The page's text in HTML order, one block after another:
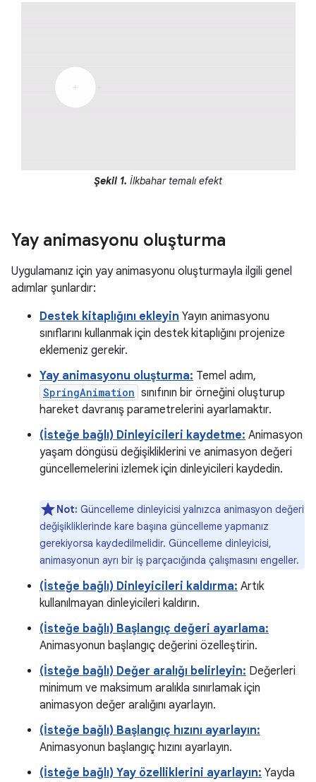
Şekil 1. İlkbahar temalı efekt
Yay animasyonu oluşturma
Uygulamanız için yay animasyonu oluşturmayla ilgili genel
adımlar şunlardır:
Destek kitaplığını ekleyin Yayın animasyonu
sınıflarını kullanmak için destek kitaplığını projenize
eklemeniz gerekir.
Yay animasyonu oluşturma: Temel adım,
SpringAnimation sınıfının bir örneğini oluşturup
hareket davranış parametrelerini ayarlamaktır.
(İsteğe bağlı) Dinleyicileri kaydetme: Animasyon
yaşam döngüsü değişikliklerini ve animasyon değeri
güncellemelerini izlemek için dinleyicileri kaydedin.
Not: Güncelleme dinleyicisi yalnızca animasyon değeri
değişikliklerinde kare başına güncelleme yapmanız
gerekiyorsa kaydedilmelidir. Güncelleme dinleyicisi,
animasyonun ayrı bir iş parçacığında çalışmasını engeller.
(İsteğe bağlı) Dinleyicileri kaldırma: Artık
kullanılmayan dinleyicileri kaldırın.
(İsteğe bağlı) Başlangıç değeri ayarlama:
Animasyonun başlangıç değerini özelleştirin.
(İsteğe bağlı) Değer aralığı belirleyin: Değerleri
minimum ve maksimum aralıkla sınırlamak için
animasyon değer aralığını ayarlayın.
(İsteğe bağlı) Başlangıç hızını ayarlayın:
Animasyonun başlangıç hızını ayarlayın.
(İsteğe bağlı) Yay özelliklerini ayarlayın: Yayda